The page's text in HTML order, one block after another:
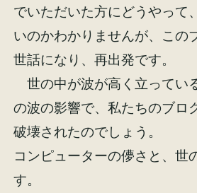
でいただいた方にどうやって
いのかわかりませんが、この
世話になり、再出発です。
世の中が波が高く立ってい
の波の影響で、私たちのブロ
破壊されたのでしょう。
コンピューターの儚さと、世
す。
オンラインショ
資料請求